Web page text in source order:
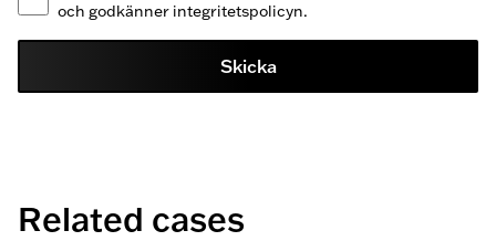
och godkänner integritetspolicyn.
Skicka
Related cases